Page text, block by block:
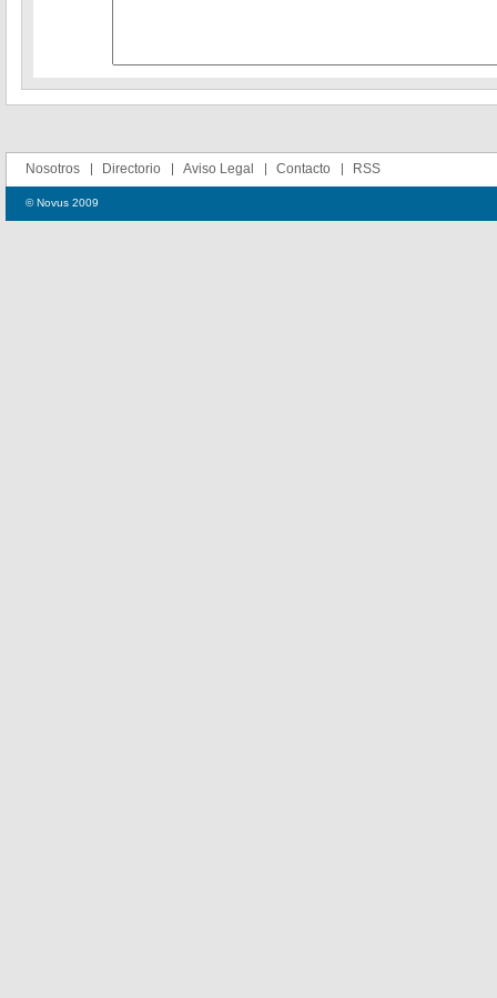
Nosotros Directorio Aviso Legal Contacto RSS
© Novus 2009